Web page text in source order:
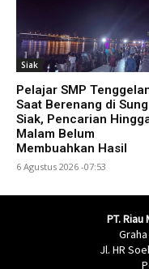
Siak
Pelajar SMP
Saat Berenang di
Siak, Pencarian
Malam Belum
Membuahkan Hasil
6 Agustus 2026 -07:53
PT.
Jl. HR